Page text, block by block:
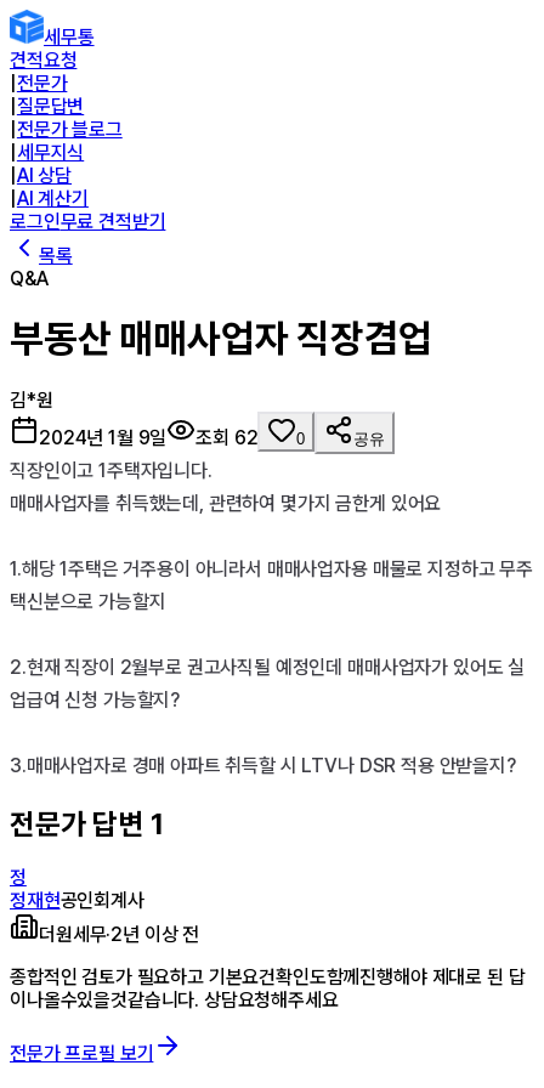
세무통
견적요청
전문가
질문답변
전문가 블로그
세무지식
AI 상담
AI 계산기
로그인무료 견적받기
목록
Q&A
부동산 매매사업자 직장겸업
김*원
2024년 1월 9일
조회 62 0 공유
직장인이고 1주택자입니다.
매매사업자를 취득했는데, 관련하여 몇가지 금한게 있어요
1.해당 1주택은 거주용이 아니라서 매매사업자용 매물로 지정하고 무주
택신분으로 가능할지
2.현재 직장이 2월부로 권고사직될 예정인데 매매사업자가 있어도 실
업급여 신청 가능할지?
3.매매사업자로 경매 아파트 취득할 시 LTV나 DSR 적용 안받을지?
전문가 답변 1
정
정재현공인회계사
더원세무·2년 이상 전
종합적인 검토가 필요하고 기본요건확인도함께진행해야 제대로 된 답
이나올수있을것같습니다. 상담요청해주세요
전문가 프로필 보기